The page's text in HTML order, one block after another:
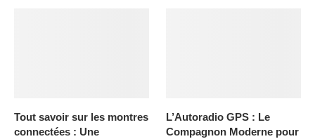
Tout savoir sur les montres
connectées : Une
L’Autoradio GPS : Le
Compagnon Moderne pour